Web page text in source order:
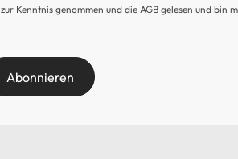
zur Kenntnis genommen und die AGB gelesen und bin
Abonnieren